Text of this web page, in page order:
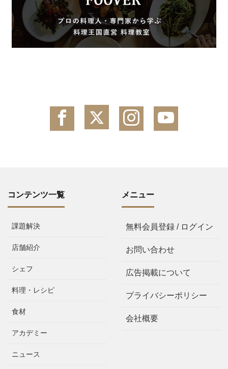
コンテンツ一覧
課題解決
店舗紹介
シェフ
料理・レシピ
食材
アカデミー
ニュース
メニュー
無料会員登録 / ログイン
お問い合わせ
広告掲載について
プライバシーポリシー
会社概要